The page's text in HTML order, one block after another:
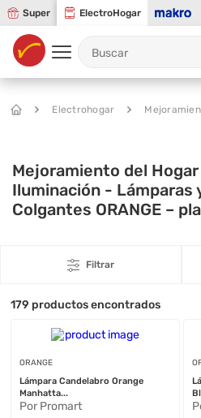
Super ElectroHogar
Electrohogar
Mejoramiento del
Iluminación - Lámparas
Colgantes ORANGE –
Filtrar
179 productos encontrados
ORANGE
Lámpara Candelabro Orange
Manhatta...
Por Promart